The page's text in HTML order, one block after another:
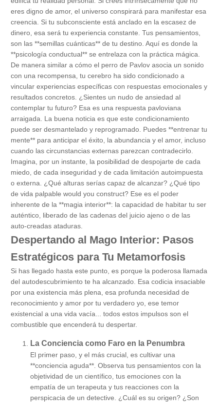
eres digno de amor, el universo conspirará para manifestar esa
creencia. Si tu subconsciente está anclado en la escasez de
dinero, esa será tu experiencia constante. Tus pensamientos,
son las **semillas cuánticas** de tu destino. Aquí es donde la
**psicología conductual** se entrelaza con la práctica mágica.
De manera similar a cómo el perro de Pavlov asocia un sonido
con una recompensa, tu cerebro ha sido condicionado a
vincular experiencias específicas con respuestas emocionales y
resultados concretos. ¿Sientes un nudo de ansiedad al
contemplar tu futuro? Esa es una respuesta pavloviana
arraigada. La buena noticia es que este condicionamiento
puede ser desmantelado y reprogramado. Puedes **entrenar tu
mente** para anticipar el éxito, la abundancia y el amor, incluso
cuando las circunstancias externas parezcan contradecirlo.
Imagina, por un instante, la posibilidad de despojarte de cada
miedo, de cada inseguridad y de cada limitación autoimpuesta
o externa. ¿Qué alturas serías capaz de alcanzar? ¿Qué tipo
de vida palpable would you construct? Ese es el poder
inherente de la **magia interior**: la capacidad de habitar tu ser
auténtico, liberado de las cadenas del juicio ajeno o de las
auto-creadas ataduras.
Despertando al Mago Interior: Pasos
Estratégicos para Tu Metamorfosis
Si has llegado hasta este punto, es porque la poderosa llamada
del autodescubrimiento te ha alcanzado. Esa codicia insaciable
por una existencia más plena, esa profunda necesidad de
reconocimiento y amor por tu verdadero yo, ese temor
existencial a una vida vacía... todos estos impulsos son el
combustible que encenderá tu despertar.
La Conciencia como Faro en la Penumbra
El primer paso, y el más crucial, es cultivar una
**conciencia aguda**. Observa tus pensamientos con la
objetividad de un científico, tus emociones con la
empatía de un terapeuta y tus reacciones con la
perspicacia de un detective. ¿Cuál es su origen? ¿Son